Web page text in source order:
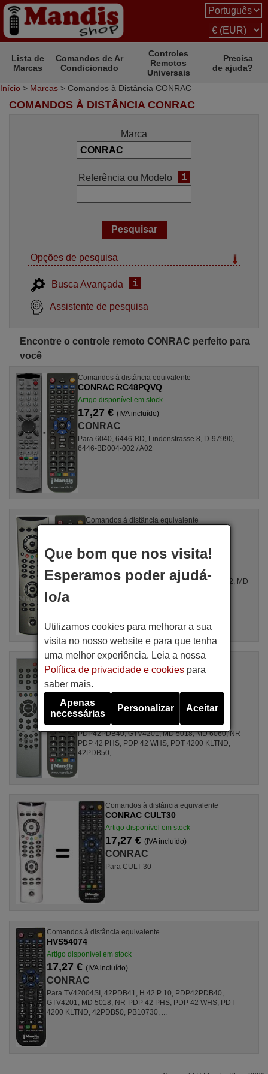
Lista de
Marcas
Comandos de Ar
Condicionado
Controles
Remotos
Universais
Precisa
de ajuda?
Início > Marcas > Comandos à Distância CONRAC
COMANDOS À DISTÂNCIA CONRAC
Marca
Referência ou Modelo i
Opções de pesquisa
Busca Avançada i
Assistente de pesquisa
Encontre o controle remoto CONRAC perfeito para
você
Comandos à distância equivalente
CONRAC RC48PQVQ
Artigo disponível em stock
17,27 €(IVA incluído)
CONRAC
Para 6040, 6446-BD, Lindenstrasse 8, D-97990,
6446-BD004-002 / A02
Comandos à distância equivalente
17,27 €(IVA incluído)
Para PB10730, 10720, MD 40830, MD 41842, MD
Comandos à distância equivalente
X52187R
Artigo disponível em stock
17,27 €
CONRAC
Para TV42004SI, 42PDB41, H 42 P 10,
PDP42PDB40, GTV4201, MD 5018, MD 6060, NR-
PDP 42 PHS, PDP 42 WHS, PDT 4200 KLTND,
42PDB50, ...
Comandos à distância equivalente
CONRAC CULT30
Artigo disponível em stock
17,27 € (IVA incluído)
CONRAC
Para CULT 30
Comandos à distância equivalente
HVS54074
Artigo disponível em stock
17,27 € (IVA incluído)
CONRAC
Para TV42004SI, 42PDB41, H 42 P 10, PDP42PDB40,
GTV4201, MD 5018, NR-PDP 42 PHS, PDP 42 WHS, PDT
4200 KLTND, 42PDB50, PB10730, ...
Que bom que nos visita!
Esperamos poder ajudá-
lo/a
Utilizamos cookies para melhorar a sua
visita no nosso website e para que tenha
uma melhor experiência. Leia a nossa
Política de privacidade e cookiespara
saber mais.
Apenas
necessárias
Personalizar Aceitar